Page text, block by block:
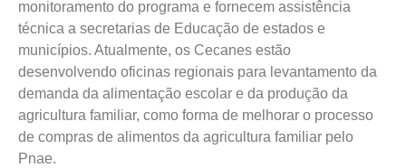
monitoramento do programa e fornecem assistência
técnica a secretarias de Educação de estados e
municípios. Atualmente, os Cecanes estão
desenvolvendo oficinas regionais para levantamento da
demanda da alimentação escolar e da produção da
agricultura familiar, como forma de melhorar o processo
de compras de alimentos da agricultura familiar pelo
Pnae.